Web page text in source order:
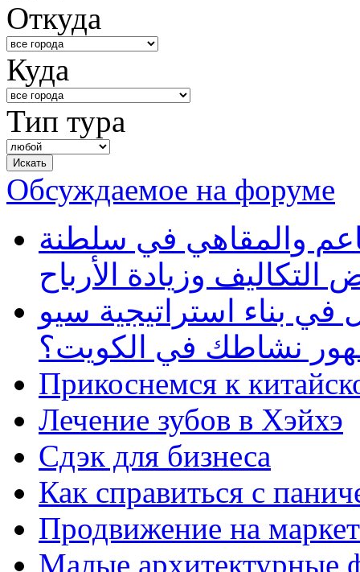
Откуда
Куда
Тип тура
Обсуждаемое на форуме
والمقاهي في سلطنة
وزيادة الأرباح
بناء استراتيجية سيو
نشاطك في الكويت؟
Прикоснемся к
Лечение зубов в Хэйхэ
Сдэк для бизнеса
Как справиться с
Продвижение на
Малые архитектурные